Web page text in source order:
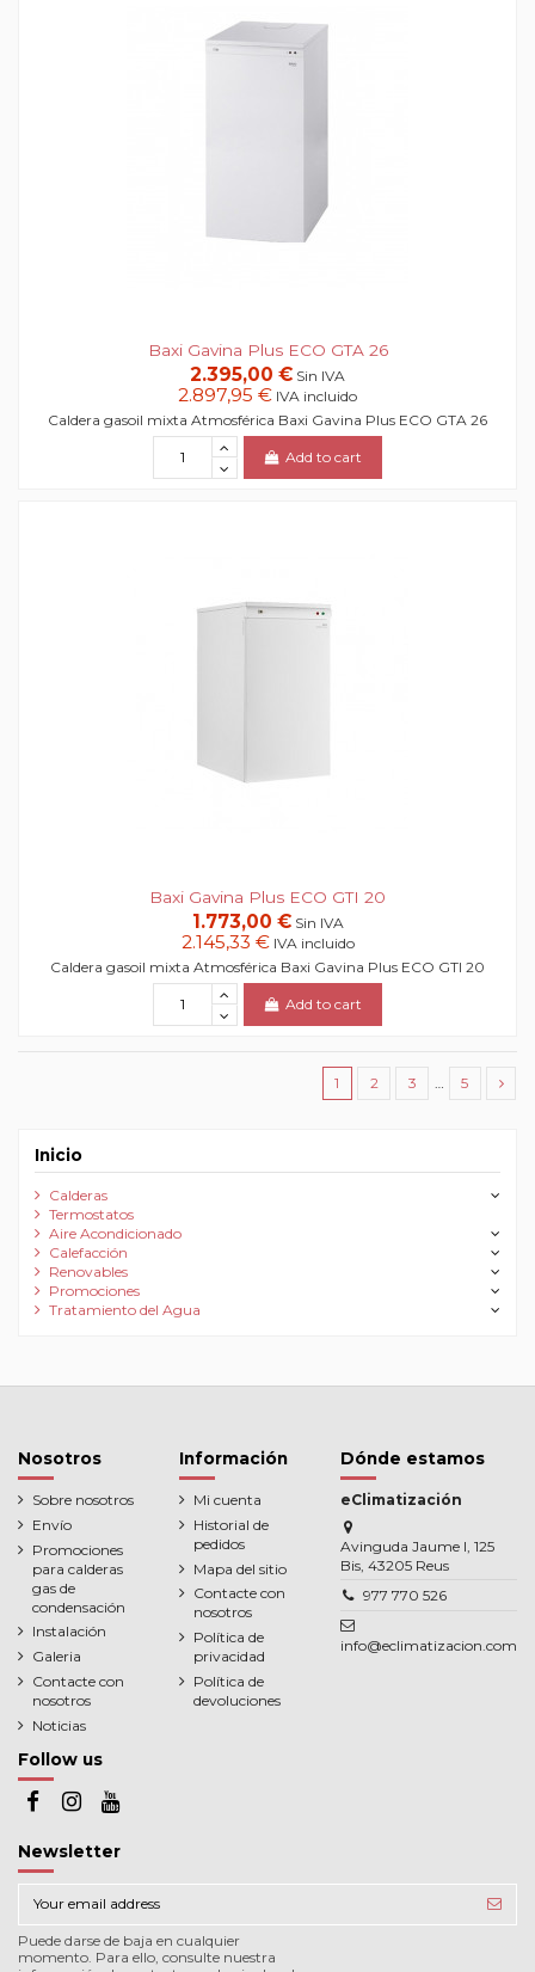
Baxi Gavina Plus ECO GTA 26
2.395,00 € Sin IVA
2.897,95 € IVA incluido
Caldera gasoil mixta Atmosférica Baxi Gavina Plus ECO GTA 26
Add to cart
Baxi Gavina Plus ECO GTI 20
1.773,00 € Sin IVA
2.145,33 € IVA incluido
Caldera gasoil mixta Atmosférica Baxi Gavina Plus ECO GTI 20
Add to cart
1 2 3 … 5
Inicio
Calderas
Termostatos
Aire Acondicionado
Calefacción
Renovables
Promociones
Tratamiento del Agua
Nosotros
Sobre nosotros
Envío
Promociones
para calderas
gas de
condensación
Instalación
Galeria
Contacte con
nosotros
Noticias
Información
Mi cuenta
Historial de
pedidos
Mapa del sitio
Contacte con
nosotros
Política de
privacidad
Política de
devoluciones
Dónde estamos
eClimatización
Avinguda Jaume I, 125
Bis, 43205 Reus
977 770 526
info@eclimatizacion.com
Follow us
Newsletter
Puede darse de baja en cualquier
momento. Para ello, consulte nuestra